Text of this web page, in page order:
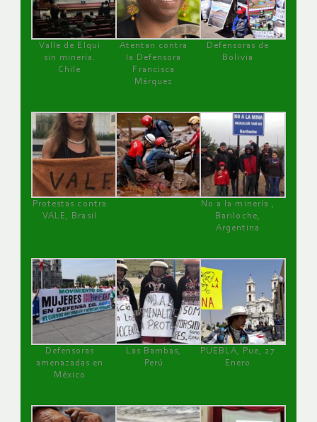
Valle de Elqui
sin minería.
Chile
Atentan contra
la Defensora
Francisca
Márquez
Defensoras de
Bolivia
Protestas contra
VALE, Brasil
No a la minería ,
Bariloche,
Argentina
Defensoras
amenazadas en
México
Las Bambas,
Perú
PUEBLA, Pue, 27
Enero